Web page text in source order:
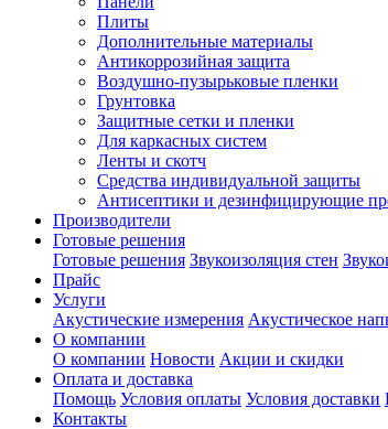
Плиты
Дополнительные материалы
Антикоррозийная защита
Воздушно-пузырьковые пленки
Грунтовка
Защитные сетки и пленки
Для каркасных систем
Ленты и скотч
Средства индивидуальной защиты
Антисептики и дезинфицирующие
Производители
Готовые решения
Готовые решения Звукоизоляция стен
Прайс
Услуги
Акустические измерения Акустическое
О компании
О компании Новости Акции и скидки
Оплата и доставка
Помощь Условия оплаты Условия доставки
Контакты